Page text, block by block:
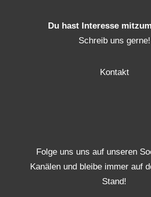
Du hast Interesse
Schreib uns gerne!
Kontakt
Folge uns uns auf unseren
Kanälen und bleibe immer auf
Stand!